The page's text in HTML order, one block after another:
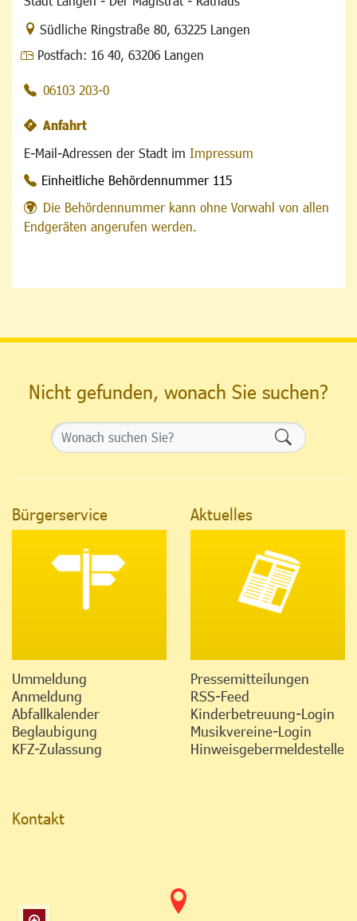
Link zur Google-Maps Navigation
Südliche Ringstraße 80, 63225 Langen
Postfach: 16 40, 63206 Langen
06103 203-0
Anfahrt
E-Mail-Adressen der Stadt im Impressum
Einheitliche Behördennummer 115
Die Behördennummer kann ohne Vorwahl von allen
Endgeräten angerufen werden.
Nicht gefunden, wonach Sie suchen?
Bürgerservice
Ummeldung
Anmeldung
Abfallkalender
Beglaubigung
KFZ-Zulassung
Aktuelles
Pressemitteilungen
RSS-Feed
Kinderbetreuung-Login
Musikvereine-Login
Hinweisgebermeldestelle
Kontakt